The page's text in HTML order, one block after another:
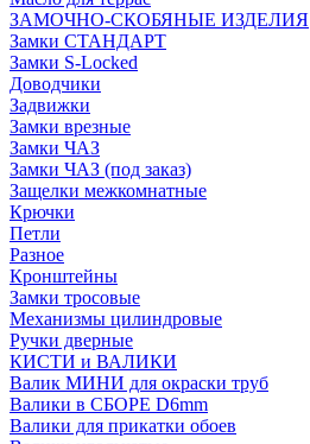
ЗАМОЧНО-СКОБЯНЫЕ ИЗДЕЛИЯ
Замки СТАНДАРТ
Замки S-Locked
Доводчики
Задвижки
Замки врезные
Замки ЧАЗ
Замки ЧАЗ (под заказ)
Защелки межкомнатные
Крючки
Петли
Разное
Кронштейны
Замки тросовые
Механизмы цилиндровые
Ручки дверные
КИСТИ и ВАЛИКИ
Валик МИНИ для окраски труб
Валики в СБОРЕ D6mm
Валики для прикатки обоев